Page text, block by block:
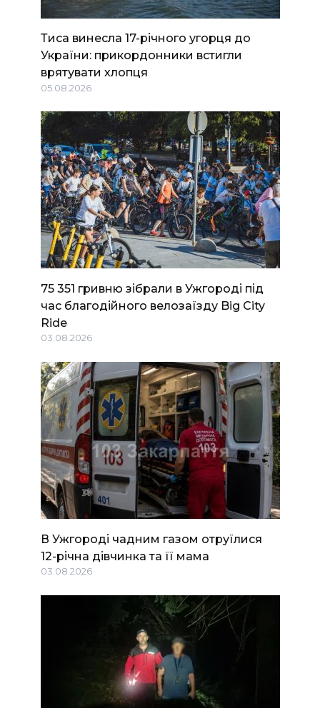
Тиса винесла 17-річного угорця до
України: прикордонники встигли
врятувати хлопця
05.08.2026
75 351 гривню зібрали в Ужгороді під
час благодійного велозаїзду Big Сity
Ride
03.08.2026
В Ужгороді чадним газом отруїлися
12-річна дівчинка та її мама
03.08.2026